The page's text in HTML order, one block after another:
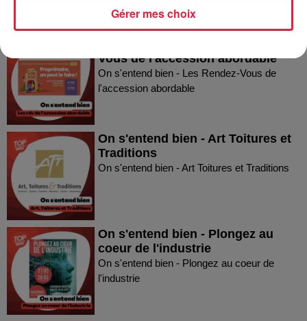
Vous de l'accession abordable
On s'entend bien - Les Rendez-Vous de
l'accession abordable
On s'entend bien - Art Toitures et
Traditions
On s'entend bien - Art Toitures et Traditions
On s'entend bien - Plongez au
coeur de l'industrie
On s'entend bien - Plongez au coeur de
l'industrie
Gérer mes choix